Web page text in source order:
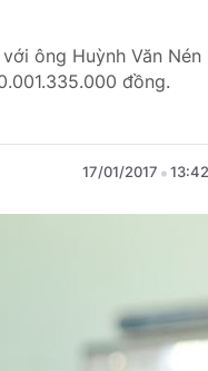
ông Huỳnh Văn Nén
đồng.
17/01/2017 13:42